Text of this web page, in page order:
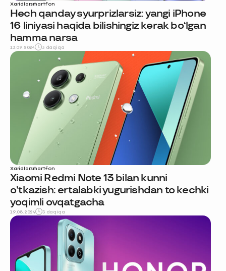
Xaridlarsmartfon
Hech qanday syurprizlarsiz: yangi iPhone
16 liniyasi haqida bilishingiz kerak bo‘lgan
hamma narsa
13.09.2024 5 daqiqa
Xaridlarsmartfon
Xiaomi Redmi Note 13 bilan kunni
o’tkazish: ertalabki yugurishdan to kechki
yoqimli ovqatgacha
19.08.2024 3 daqiqa